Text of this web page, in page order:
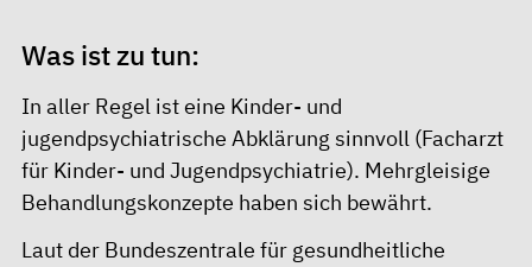
Was ist zu tun:
In aller Regel ist eine Kinder- und
jugendpsychiatrische Abklärung sinnvoll (Facharzt
für Kinder- und Jugendpsychiatrie). Mehrgleisige
Behandlungskonzepte haben sich bewährt.
Laut der Bundeszentrale für gesundheitliche